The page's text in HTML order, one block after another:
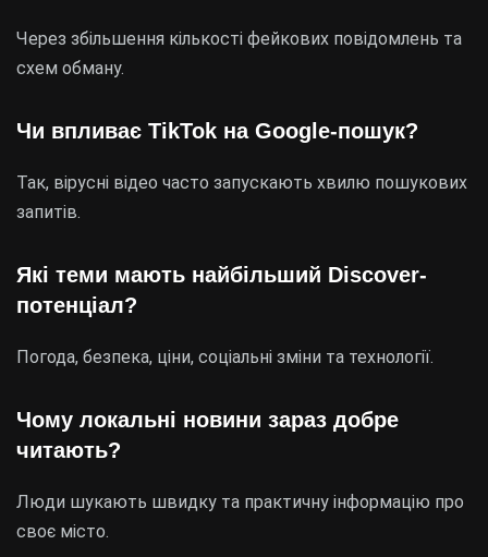
Через збільшення кількості фейкових повідомлень та
схем обману.
Чи впливає TikTok на Google-пошук?
Так, вірусні відео часто запускають хвилю пошукових
запитів.
Які теми мають найбільший Discover-
потенціал?
Погода, безпека, ціни, соціальні зміни та технології.
Чому локальні новини зараз добре
читають?
Люди шукають швидку та практичну інформацію про
своє місто.